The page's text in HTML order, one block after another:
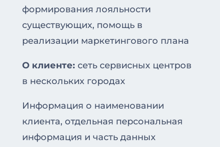
формирования лояльности
существующих, помощь в
реализации маркетингового плана
О клиенте: сеть сервисных центров
в нескольких городах
Информация о наименовании
клиента, отдельная персональная
информация и часть данных